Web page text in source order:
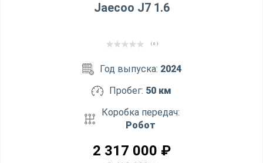
Jaecoo J7 1.6
( 0 )
Год выпуска: 2024
Пробег: 50 км
Коробка передач:
Робот
2 317 000 ₽